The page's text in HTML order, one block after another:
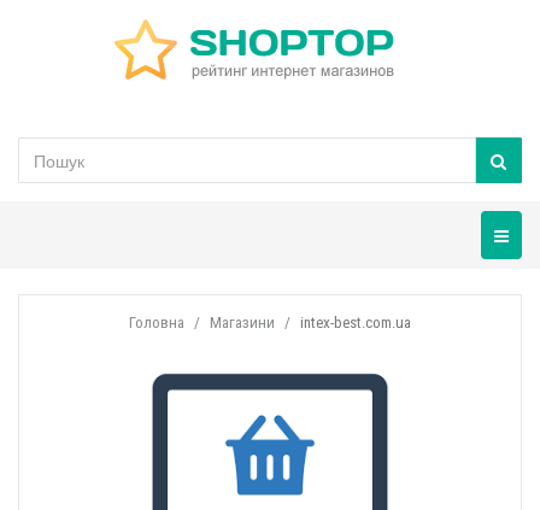
Головна Магазини intex-best.com.ua